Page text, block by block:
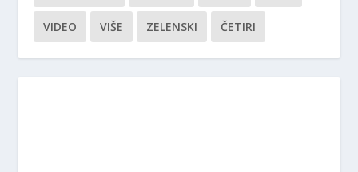
VIDEO VIŠE ZELENSKI ČETIRI